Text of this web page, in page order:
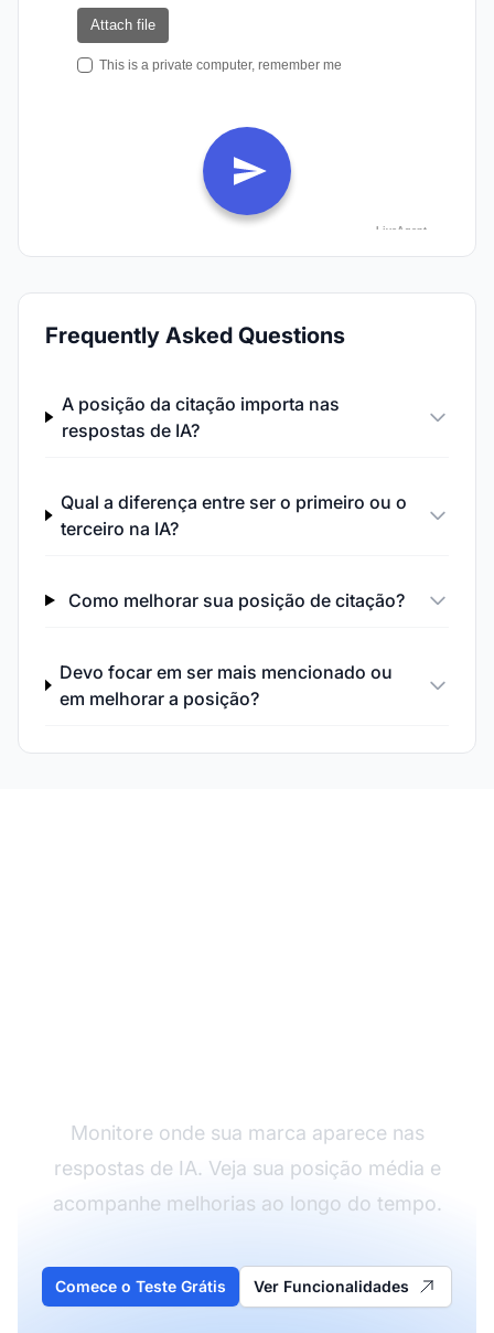
Frequently Asked Questions
A posição da citação importa nas
respostas de IA?
Qual a diferença entre ser o primeiro ou o
terceiro na IA?
Como melhorar sua posição de citação?
Devo focar em ser mais mencionado ou
em melhorar a posição?
Monitore onde sua marca aparece nas
respostas de IA. Veja sua posição média e
acompanhe melhorias ao longo do tempo.
Comece o Teste Grátis Ver Funcionalidades